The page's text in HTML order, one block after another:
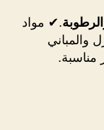
.✔ مواد
والمباني
مناسبة.